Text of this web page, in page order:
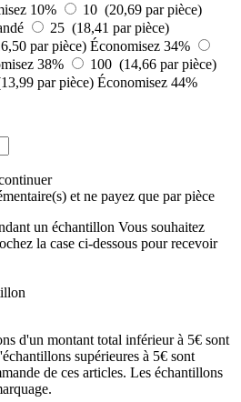
10%
10 (20,69 par pièce)
25 (18,41 par pièce)
par pièce) Économisez 34%
38%
100 (14,66 par pièce)
par pièce) Économisez 44%
et ne payez que par pièce
un échantillon Vous souhaitez
la case ci-dessous pour recevoir
d'un montant total inférieur à 5€ sont
supérieures à 5€ sont
de ces articles. Les échantillons